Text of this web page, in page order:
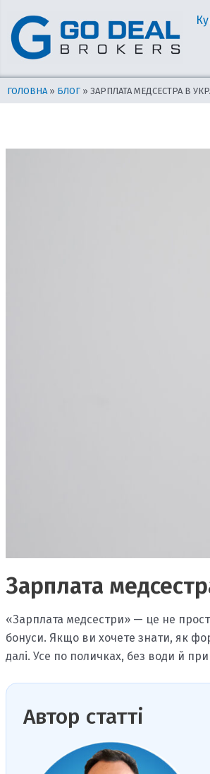
вмісту
ГОЛОВНА » БЛОГ » ЗАРПЛАТА МЕДСЕСТРА В
Зарплата
«Зарплата медсестри» — це не
бонуси. Якщо ви хочете знати, як
далі. Усе по поличках, без води й
Автор статті
по
запису